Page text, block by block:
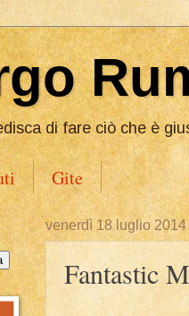
di fare ciò che è
Gite
venerdì 18 luglio 2014
Fantastic